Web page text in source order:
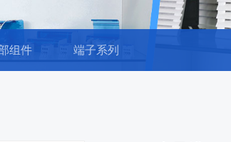
组件 端子系列